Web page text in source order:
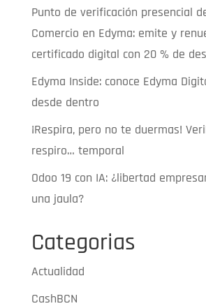
Punto de verificación presencial
Comercio en Edyma: emite y
certificado digital con 20 % de
Edyma Inside: conoce Edyma
desde dentro
¡Respira, pero no te duermas!
respiro… temporal
Odoo 19 con IA: ¿libertad
una jaula?
Categorias
Actualidad
CashBCN